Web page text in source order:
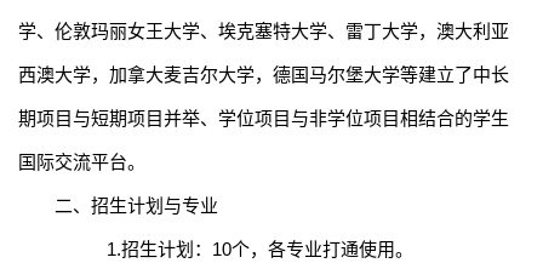
学、伦敦玛丽女王大学、埃克塞特大学、雷丁大学，澳大利亚
西澳大学，加拿大麦吉尔大学，德国马尔堡大学等建立了中长
期项目与短期项目并举、学位项目与非学位项目相结合的学生
国际交流平台。
二、招生计划与专业
1.招生计划： 10个， 各专业打通使用。